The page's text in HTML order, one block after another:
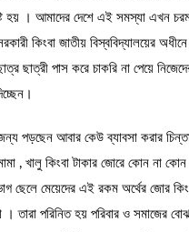
হয় । আমাদের দেশে এই সমস্যা এখন চরম
কিংবা জাতীয় বিস্ববিদ্যালয়ের
ছাত্রী পাস করে চাকরি না পেয়ে
পড়ছেন আবার কেউ ব্যাবসা করার
, খালু কিংবা টাকার জোরে কোন না কোন
ছেলে মেয়েদের এই রকম অর্থের জোর
। তারা পরিনিত হয় পরিবার ও সমাজের